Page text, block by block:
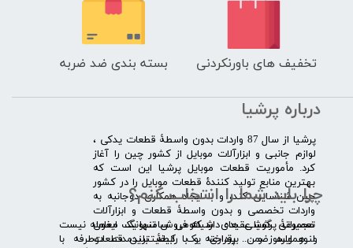
تخفیف های باورنکردنی بسته بندی ضد ضربه
درباره پرشیا
​پرشیا از سال 87 واردات بدون واسطۀ قطعات یدکی ،
لوازم جانبی و ابزارآلات موبایل از کشور چین را آغاز
کرد. مأموریت قطعات موبایل پرشیا این است که
بهترین منابع تولید کنندۀ قطعات موبایل را در کشور
چین شناسایی کند، و با ایجاد همکاری دوجانبه به
واردات تخصصی و بدون واسطۀ قطعات و ابزارآلات
تعمیراتی گوشی های شیائومی سامسونگ ایفون
لنوو ایسوز و .... پرداخته و با کیفیت­ترین قطعات
چرا باید شما را انتخاب کنم؟
​​ ​مجموعۀ پرشیا عقیده دارد که فروش تنها یک معامله نیست
و همواره ضمن برقراری یک رابطۀ بلندمدت دوطرفه با